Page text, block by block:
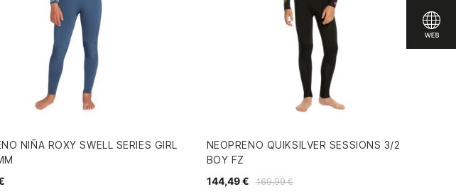
NIÑA ROXY SWELL SERIES GIRL
NEOPRENO QUIKSILVER SESSIONS 3/2
BOY FZ
169,99 €
144,49 €